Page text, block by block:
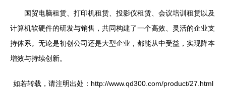
国贸电脑租赁、打印机租赁、投影仪租赁、会议培训租赁以及
计算机软硬件的研发与销售，共同构建了一个高效、灵活的企业支
持体系。无论是初创公司还是大型企业，都能从中受益，实现降本
增效与持续创新。
如若转载，请注明出处：http://www.qd300.com/product/27.html